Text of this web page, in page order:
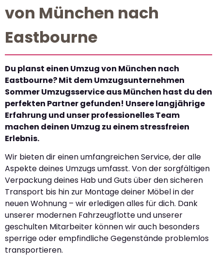
von München nach
Eastbourne
Du planst einen Umzug von München nach
Eastbourne? Mit dem Umzugsunternehmen
Sommer Umzugsservice aus München hast du den
perfekten Partner gefunden! Unsere langjährige
Erfahrung und unser professionelles Team
machen deinen Umzug zu einem stressfreien
Erlebnis.
Wir bieten dir einen umfangreichen Service, der alle
Aspekte deines Umzugs umfasst. Von der sorgfältigen
Verpackung deines Hab und Guts über den sicheren
Transport bis hin zur Montage deiner Möbel in der
neuen Wohnung – wir erledigen alles für dich. Dank
unserer modernen Fahrzeugflotte und unserer
geschulten Mitarbeiter können wir auch besonders
sperrige oder empfindliche Gegenstände problemlos
transportieren.